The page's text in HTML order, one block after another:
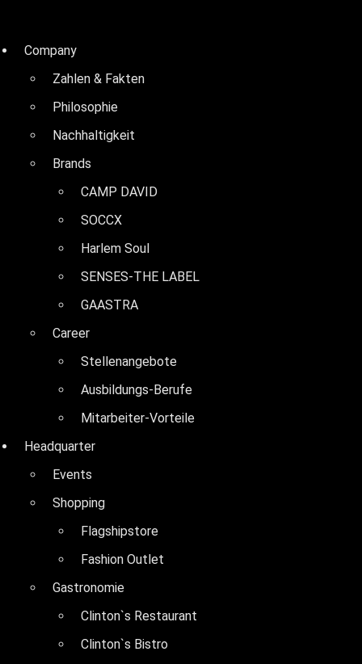
Schließen
Company
Zahlen & Fakten
Philosophie
Nachhaltigkeit
Brands
CAMP DAVID
SOCCX
Harlem Soul
SENSES-THE LABEL
GAASTRA
Career
Stellenangebote
Ausbildungs-Berufe
Mitarbeiter-Vorteile
Headquarter
Events
Shopping
Flagshipstore
Fashion Outlet
Gastronomie
Clinton`s Restaurant
Clinton`s Bistro